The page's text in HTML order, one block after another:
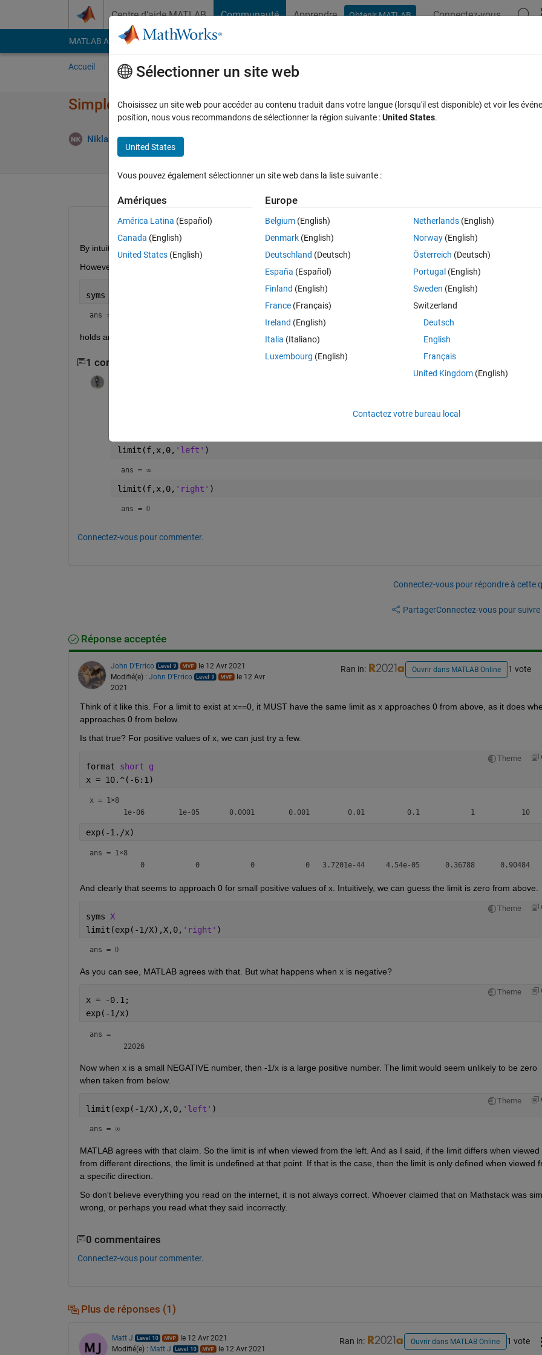
Centre d’aide MATLAB Communauté Apprendre Obtenir MATLAB Connectez-vous
MATLAB Answers File Exchange Cody
Accueil Poser une question Parcourir
Simple limit returning NaN: f(x) = exp(-1/x)
Niklas Kurz 12 Avr 2021
Ouvrir dans MATLAB Online
By intuition and some opinions on Mathstack the limit of this function should be coming close to 0.
However
syms
ans =
holds another solutions. So?
1 commentaire
limit(f,x,0, 'left' )
ans = ∞
limit(f,x,0, 'right' )
ans = 0
Connectez-vous pour commenter.
Connectez-vous pour répondre à cette
PartagerConnectez-vous pour suivre
Réponse acceptée
John D'Errico
le 12 Avr 2021
Modifié(e) : John D'Errico
le 12 Avr
2021
Ran in: Ouvrir dans MATLAB Online 1 vote
Think of it like this. For a limit to exist at x==0, it MUST have the same limit as x approaches 0 from above, as it does
approaches 0 from below.
Is that true? For positive values of x, we can just try a few.
Theme
format short g
x = 10.^(-6:1)
x = 1×8
        1e-06        1e-05       0.0001        0.001         0.01          0.1            1           10
exp(-1./x)
ans = 1×8
            0            0            0            0   3.7201e-44     4.54e-05      0.36788      0.90484
And clearly that seems to approach 0 for small positive values of x. Intuitively, we can guess the limit is zero from above.
Theme
syms X
limit(exp(-1/X),X,0, 'right' )
ans = 0
As you can see, MATLAB agrees with that. But what happens when x is negative?
Theme
x = -0.1;
exp(-1/x)
ans =
        22026
Now when x is a small NEGATIVE number, then -1/x is a large positive number. The limit would seem unlikely to be zero
when taken from below.
Theme
limit(exp(-1/X),X,0, 'left' )
ans = ∞
MATLAB agrees with that claim. So the limit is inf when viewed from the left. And as I said, if the limit differs when viewed
from different directions, the limit is undefined at that point. If that is the case, then the limit is only defined when viewed
a specific direction.
So don't believe everything you read on the internet, it is not always correct. Whoever claimed that on Mathstack was
wrong, or perhaps you read what they said incorrectly.
0 commentaires
Connectez-vous pour commenter.
Plus de réponses (1)
Matt J
le 12 Avr 2021
Modifié(e) : Matt J le 12 Avr 2021
Ran in: Ouvrir dans MATLAB Online 1 vote
Sélectionner un site web
Choisissez un site web pour accéder au contenu traduit dans votre langue (lorsqu'il est disponible) et voir les
position, nous vous recommandons de sélectionner la région suivante :United States.
United States
Vous pouvez également sélectionner un site web dans la liste suivante :
Amériques
América Latina (Español)
Canada (English)
United States (English)
Europe
Belgium (English)
Denmark (English)
Deutschland (Deutsch)
España (Español)
Finland (English)
France (Français)
Ireland (English)
Italia (Italiano)
Luxembourg (English)
Netherlands(English)
Norway(English)
Österreich (Deutsch)
Portugal (English)
Sweden (English)
Switzerland
Deutsch
English
Français
United Kingdom(English)
Contactez votre bureau local